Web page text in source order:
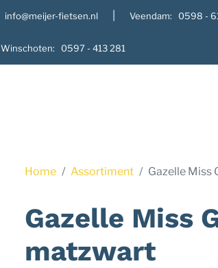
info@meijer-fietsen.nl Veendam: 0598 -
Winschoten: 0597 - 413 281
Home Assortiment Gazelle Miss
Gazelle Miss
matzwart